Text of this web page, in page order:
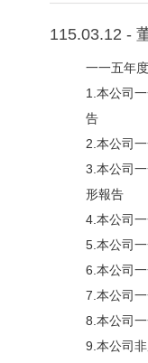
115.03.12 -
一一五年
1.本公司
告
2.本公司
3.本公司
形報告
4.本公司
5.本公司
6.本公司
7.本公司
8.本公司
9.本公司